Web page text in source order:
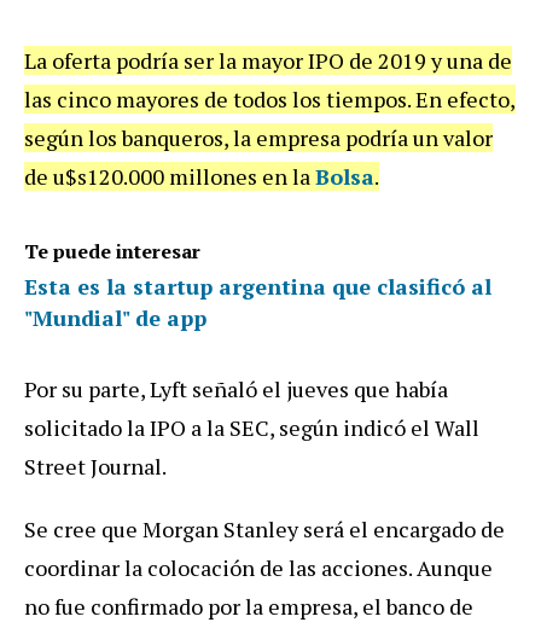
La oferta podría ser la mayor IPO de 2019 y una de
las cinco mayores de todos los tiempos. En efecto,
según los banqueros, la empresa podría un valor
de u$s120.000 millones en laBolsa.
Te puede interesar
Esta es la startup argentina que clasificó al
"Mundial" de app
Por su parte, Lyft señaló el jueves que había
solicitado la IPO a la SEC, según indicó el Wall
Street Journal.
Se cree que Morgan Stanley será el encargado de
coordinar la colocación de las acciones. Aunque
no fue confirmado por la empresa, el banco de